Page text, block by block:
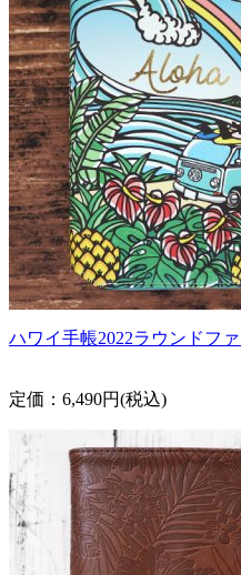
ハワイ手帳2022ラウンドフ
定価：6,490円(税込)